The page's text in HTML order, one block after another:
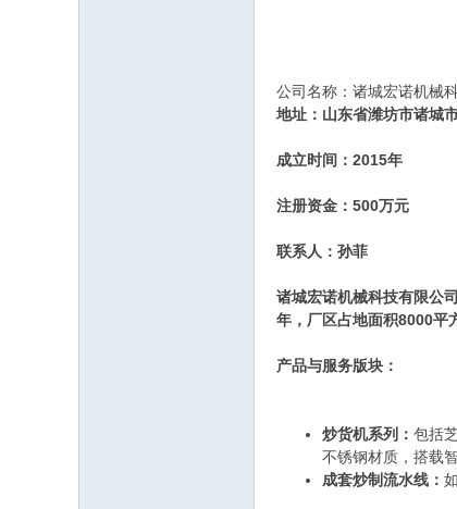
公司名称：诸城宏诺机械
地址：山东省潍坊市诸城
成立时间：2015年
注册资金：500万元
联系人：孙菲
诸城宏诺机械科技有限公
年，厂区占地面积8000平
产品与服务版块：
炒货机系列： 包括
不锈钢材质，搭载
成套炒制流水线：